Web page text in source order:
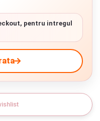
pentru intregul
TVA inclus
Uniunea